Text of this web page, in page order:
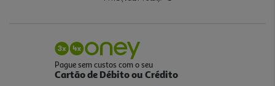
Pague sem custos com o seu
Cartão de Débito ou Crédito